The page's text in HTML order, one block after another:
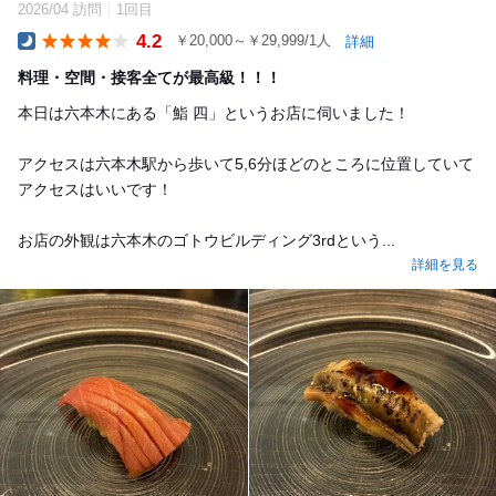
2026/04 訪問 1回目
4.2 ￥20,000～￥29,999/1人 詳細
料理・空間・接客全てが最高級！！！
本日は六本木にある「鮨 四」というお店に伺いました！
アクセスは六本木駅から歩いて5,6分ほどのところに位置していて
アクセスはいいです！
お店の外観は六本木のゴトウビルディング3rdという...
詳細を見る